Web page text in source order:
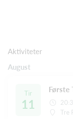
Aktiviteter
August
Tir
11
Første
Tre